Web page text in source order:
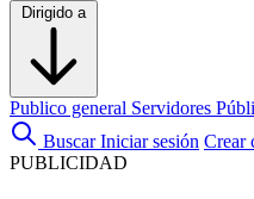
Dirigido a
Publico general Servidores
Buscar Iniciar sesión Crear
PUBLICIDAD